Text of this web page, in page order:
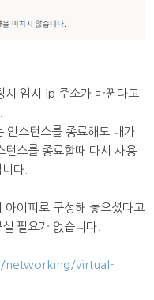
시 임시 ip 주소가 바뀐다고
인스턴스를 종료해도 내가
턴스를 종료할때 다시 사용
다.
아이피로 구성해 놓으셨다고
필요가 없습니다.
networking/virtual-